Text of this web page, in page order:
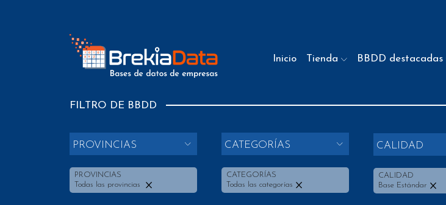
Inicio Tienda BBDD destacadas
FILTRO DE BBDD
PROVINCIAS
PROVINCIAS
Todas las provincias
CATEGORÍAS
CATEGORÍAS
Todas las categorías
CALIDAD
CALIDAD
Base Estándar